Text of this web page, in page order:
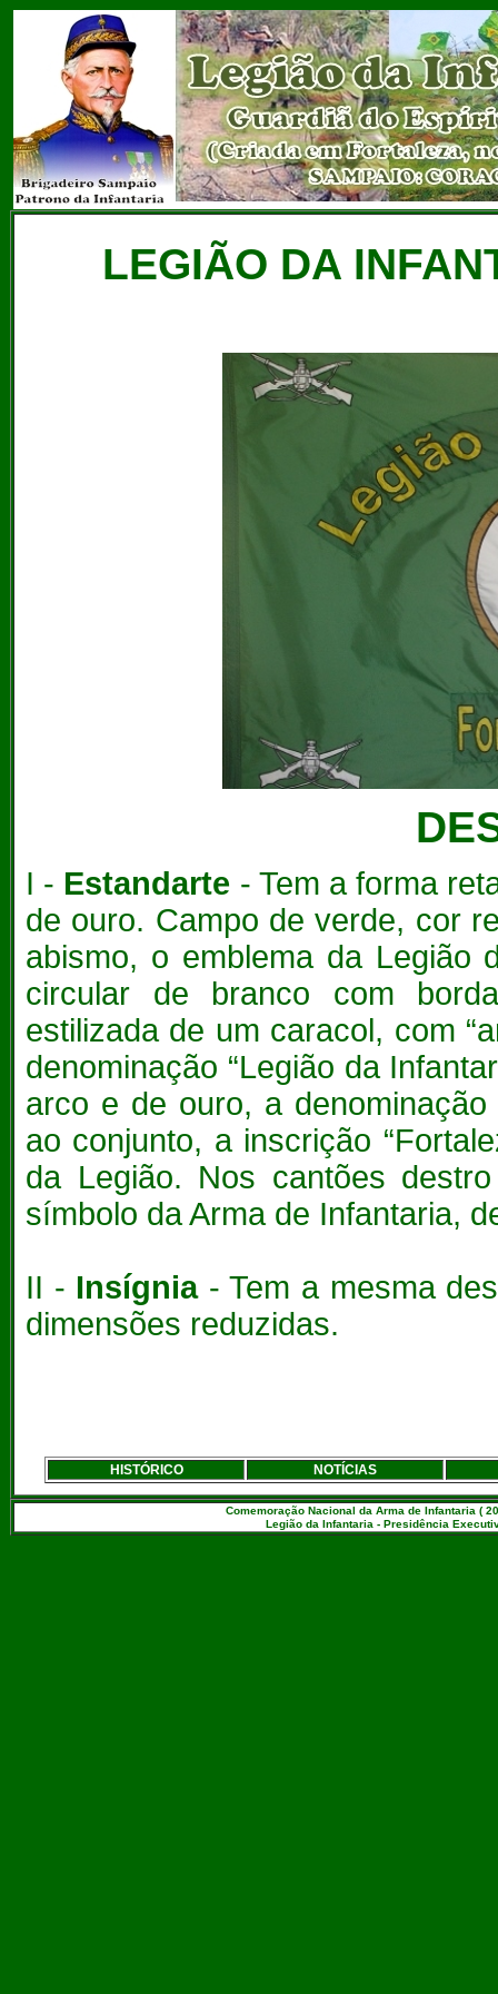
LEGIÃO DA
I - Estandarte - Tem a forma
de ouro. Campo de verde, cor
abismo, o emblema da Legião
circular de branco com
estilizada de um caracol, com
denominação “Legião da
arco e de ouro, a denominação
ao conjunto, a inscrição
da Legião. Nos cantões
símbolo da Arma de Infantaria,
II - Insígnia- Tem a mesma
dimensões reduzidas.
HISTÓRICO NOTÍCIAS
Comemoração Nacional da Arma de Infantaria (
Legião da Infantaria - Presidência